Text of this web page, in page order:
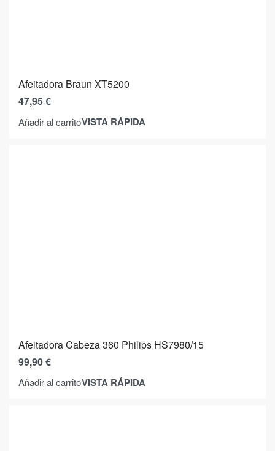
Afeitadora Braun XT5200
47,95€
Añadir al carritoVISTA RÁPIDA
Afeitadora Cabeza 360 Philips HS7980/15
99,90€
Añadir al carritoVISTA RÁPIDA